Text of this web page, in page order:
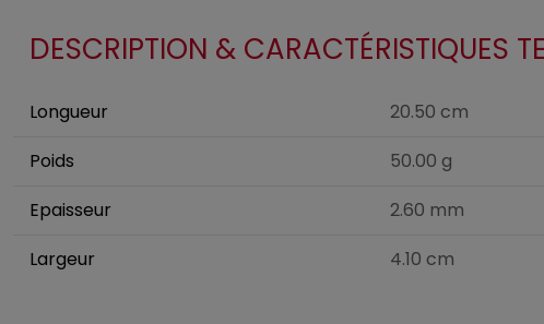
DESCRIPTION & CARACTÉRISTIQUES
Longueur
20.50 cm
Poids
50.00 g
Epaisseur
2.60 mm
Largeur
4.10 cm